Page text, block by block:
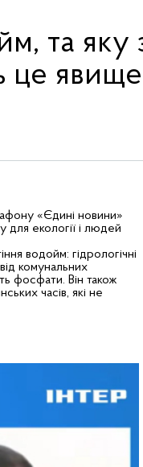
та яку
це явище
«Єдині новини»
для екології і людей
водойм: гідрологічні
комунальних
фосфати. Він також
часів, які не